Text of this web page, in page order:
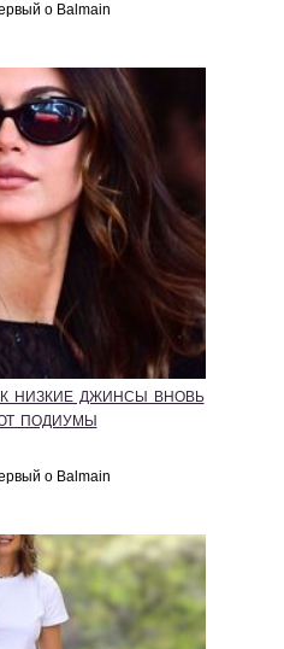
о Balmain
низкие джинсы вновь
подиумы
о Balmain